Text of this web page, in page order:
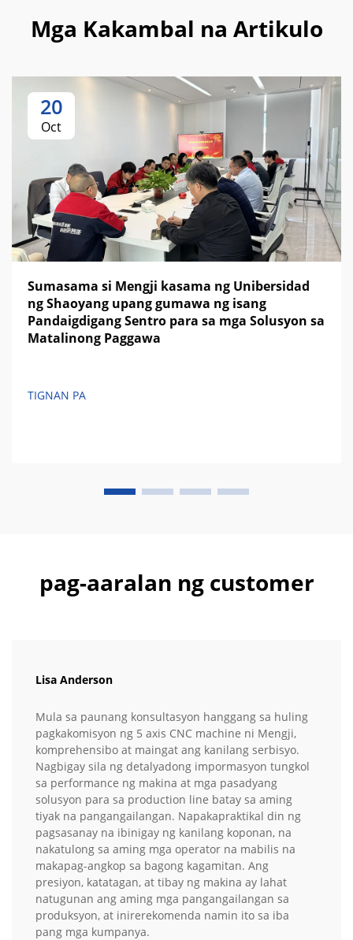
Mga Kakambal na Artikulo
20
Oct
Sumasama si Mengji kasama ng Unibersidad
ng Shaoyang upang gumawa ng isang
Pandaigdigang Sentro para sa mga Solusyon sa
Matalinong Paggawa
TIGNAN PA
pag-aaralan ng customer
Lisa Anderson
Mula sa paunang konsultasyon hanggang sa huling
pagkakomisyon ng 5 axis CNC machine ni Mengji,
komprehensibo at maingat ang kanilang serbisyo.
Nagbigay sila ng detalyadong impormasyon tungkol
sa performance ng makina at mga pasadyang
solusyon para sa production line batay sa aming
tiyak na pangangailangan. Napakapraktikal din ng
pagsasanay na ibinigay ng kanilang koponan, na
nakatulong sa aming mga operator na mabilis na
makapag-angkop sa bagong kagamitan. Ang
presiyon, katatagan, at tibay ng makina ay lahat
natugunan ang aming mga pangangailangan sa
produksyon, at inirerekomenda namin ito sa iba
pang mga kumpanya.